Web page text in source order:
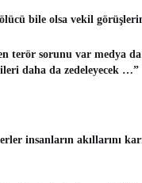
bile olsa vekil
terör sorunu var medya
daha da zedeleyecek …”
insanların akıllarını